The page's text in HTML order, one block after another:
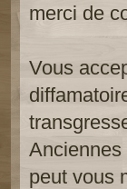
merci de
Vous
Anciennes
peut vous